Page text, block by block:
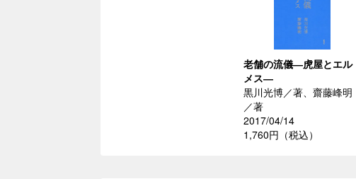
老舗の流儀―虎屋とエル
メス―
黒川光博／著、齋藤峰明
／著
2017/04/14
1,760円（税込）